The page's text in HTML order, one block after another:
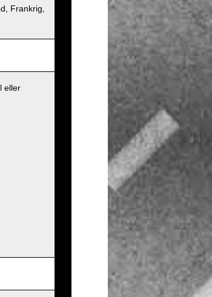
Frankrig,
eller